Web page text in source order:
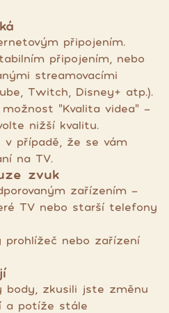
připojením.
připojením, nebo
streamovacími
Twitch, Disney+ atp.).
"Kvalita videa" -
nižší kvalitu.
případě, že se vám
na TV.
zvuk
zařízením -
TV nebo starší telefony
nebo zařízení
body, zkusili jste změnu
a potíže stále